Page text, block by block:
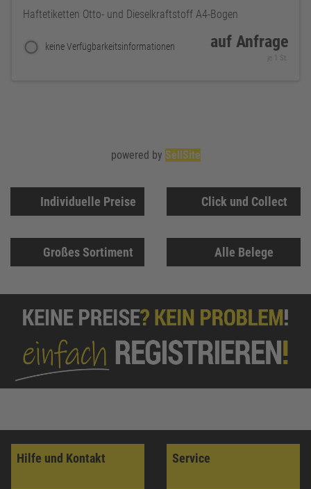
Haftetiketten Otto- und Dieselkraftstoff A4-Bogen
keine Verfügbarkeitsinformationen auf Anfrage
je 1 St.
Individuelle Preise Click und Collect
Großes Sortiment Alle Belege
Hilfe und Kontakt Service
powered by SellSite